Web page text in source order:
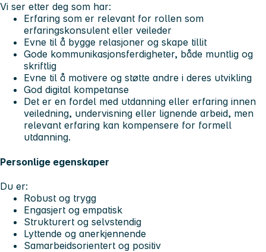
Vi ser etter deg som har:
Erfaring som er relevant for rollen som
erfaringskonsulent eller veileder
Evne til å bygge relasjoner og skape tillit
Gode kommunikasjonsferdigheter, både muntlig og
skriftlig
Evne til å motivere og støtte andre i deres utvikling
God digital kompetanse
Det er en fordel med utdanning eller erfaring innen
veiledning, undervisning eller lignende arbeid, men
relevant erfaring kan kompensere for formell
utdanning.
Personlige egenskaper
Du er:
Robust og trygg
Engasjert og empatisk
Strukturert og selvstendig
Lyttende og anerkjennende
Samarbeidsorientert og positiv